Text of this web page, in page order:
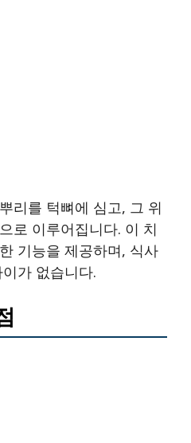
리를 턱뼈에 심고, 그 위
로 이루어집니다. 이 치
기능을 제공하며, 식사
가 없습니다.